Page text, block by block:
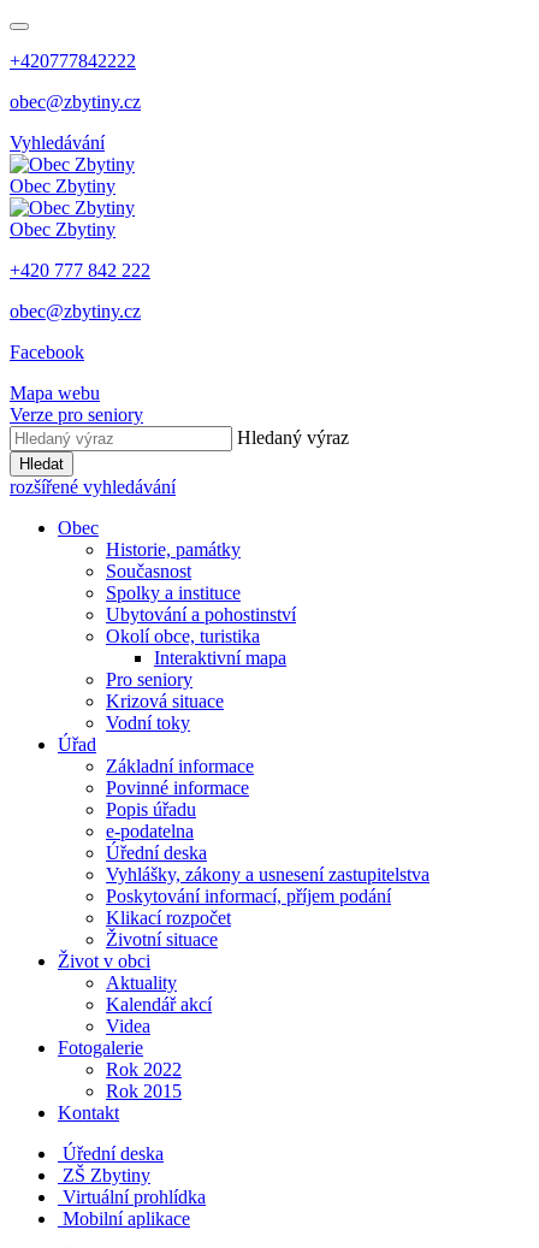
+420777842222
obec@zbytiny.cz
Vyhledávání
Obec Zbytiny
Obec Zbytiny
+420 777 842 222
obec@zbytiny.cz
Facebook
Mapa webu
Verze pro seniory
Hledaný výraz
Hledat
rozšířené vyhledávání
Obec
Historie, památky
Současnost
Spolky a instituce
Ubytování a pohostinství
Okolí obce, turistika
Interaktivní mapa
Pro seniory
Krizová situace
Vodní toky
Úřad
Základní informace
Povinné informace
Popis úřadu
e-podatelna
Úřední deska
Vyhlášky, zákony a usnesení zastupitelstva
Poskytování informací, příjem podání
Klikací rozpočet
Životní situace
Život v obci
Aktuality
Kalendář akcí
Videa
Fotogalerie
Rok 2022
Rok 2015
Kontakt
Úřední deska
ZŠ Zbytiny
Virtuální prohlídka
Mobilní aplikace